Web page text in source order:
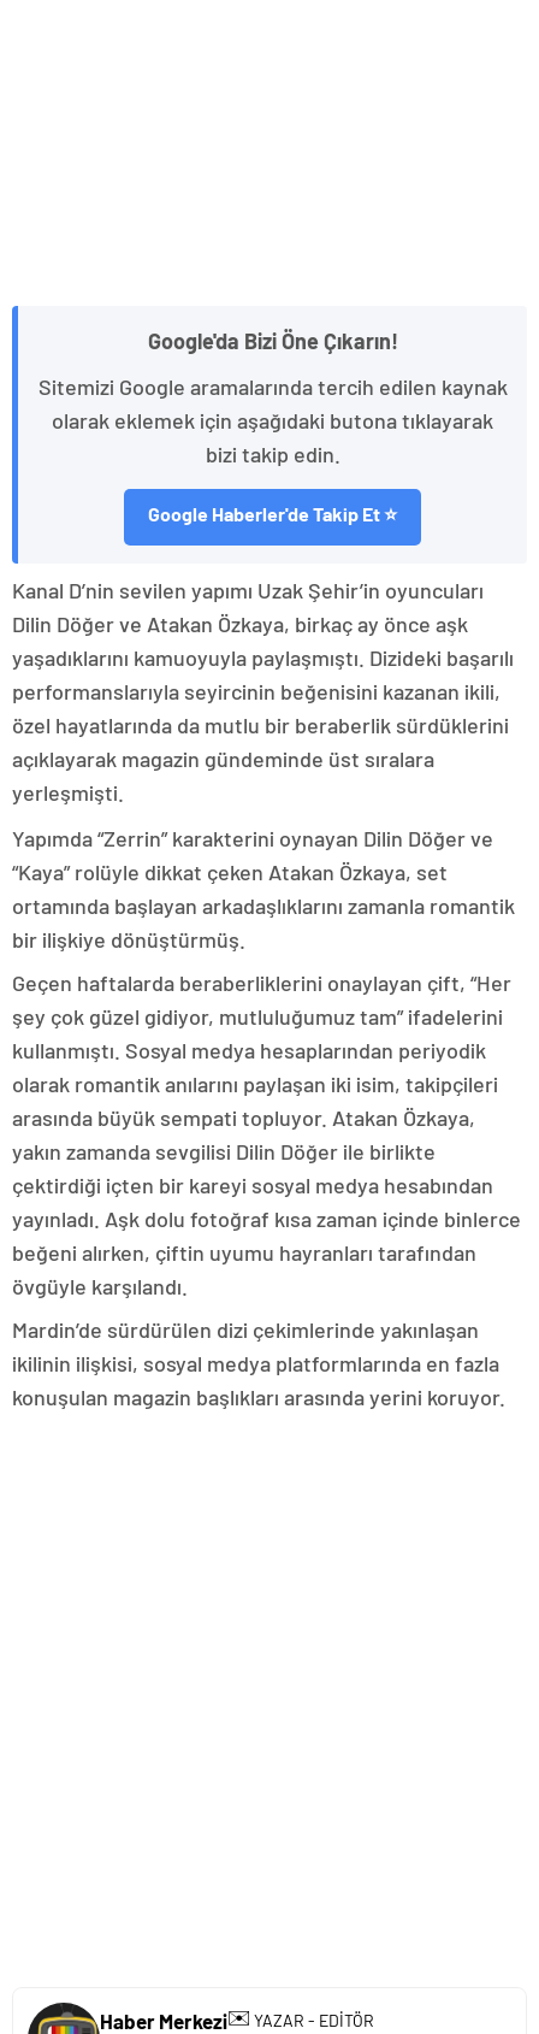
Google'da Bizi Öne Çıkarın!
Sitemizi Google aramalarında tercih edilen kaynak
olarak eklemek için aşağıdaki butona tıklayarak
bizi takip edin.
Google Haberler'de Takip Et ⭐
Kanal D’nin sevilen yapımı Uzak Şehir’in oyuncuları
Dilin Döğer ve Atakan Özkaya, birkaç ay önce aşk
yaşadıklarını kamuoyuyla paylaşmıştı. Dizideki başarılı
performanslarıyla seyircinin beğenisini kazanan ikili,
özel hayatlarında da mutlu bir beraberlik sürdüklerini
açıklayarak magazin gündeminde üst sıralara
yerleşmişti.
Yapımda “Zerrin” karakterini oynayan Dilin Döğer ve
“Kaya” rolüyle dikkat çeken Atakan Özkaya, set
ortamında başlayan arkadaşlıklarını zamanla romantik
bir ilişkiye dönüştürmüş.
Geçen haftalarda beraberliklerini onaylayan çift, “Her
şey çok güzel gidiyor, mutluluğumuz tam” ifadelerini
kullanmıştı. Sosyal medya hesaplarından periyodik
olarak romantik anılarını paylaşan iki isim, takipçileri
arasında büyük sempati topluyor. Atakan Özkaya,
yakın zamanda sevgilisi Dilin Döğer ile birlikte
çektirdiği içten bir kareyi sosyal medya hesabından
yayınladı. Aşk dolu fotoğraf kısa zaman içinde binlerce
beğeni alırken, çiftin uyumu hayranları tarafından
övgüyle karşılandı.
Mardin’de sürdürülen dizi çekimlerinde yakınlaşan
ikilinin ilişkisi, sosyal medya platformlarında en fazla
konuşulan magazin başlıkları arasında yerini koruyor.
Haber Merkezi✉️ YAZAR - EDİTÖR